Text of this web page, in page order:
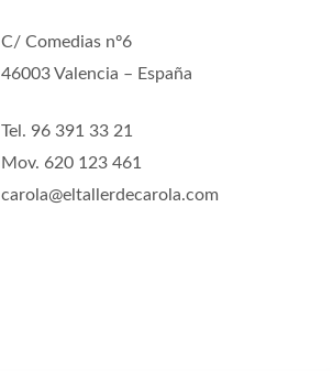
C/ Comedias nº6
46003 Valencia – España
Tel. 96 391 33 21
Mov. 620 123 461
carola@eltallerdecarola.com